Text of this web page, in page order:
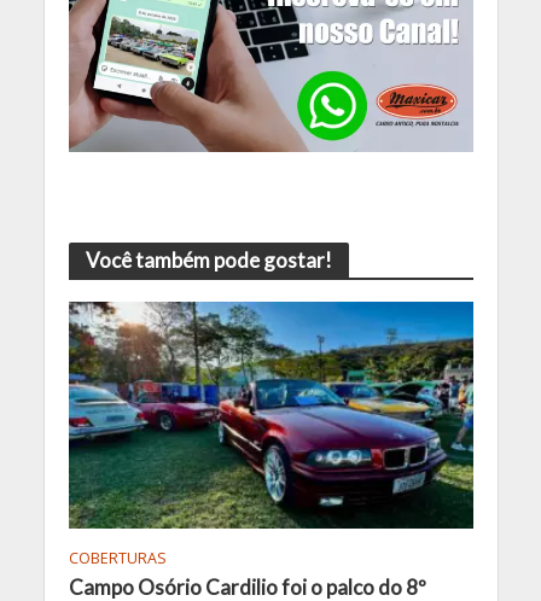
Você também pode gostar!
COBERTURAS
Campo Osório Cardilio foi o palco do 8º